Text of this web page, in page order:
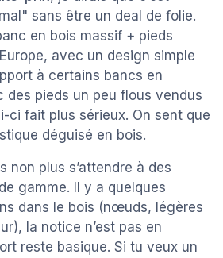
sans être un deal de folie.
en bois massif + pieds
avec un design simple
à certains bancs en
des pieds un peu flous vendus
ci fait plus sérieux. On sent que
déguisé en bois.
non plus s’attendre à des
gamme. Il y a quelques
dans le bois (nœuds, légères
la notice n’est pas en
reste basique. Si tu veux un